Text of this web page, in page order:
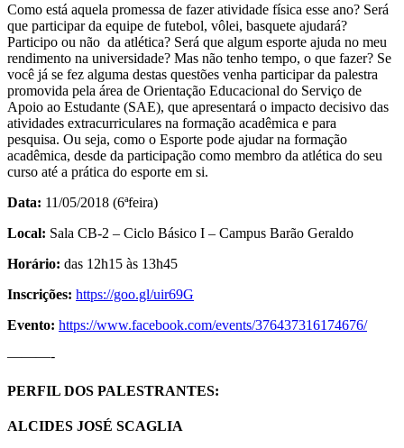
Como está aquela promessa de fazer atividade física esse ano? Será
que participar da equipe de futebol, vôlei, basquete ajudará?
Participo ou não da atlética? Será que algum esporte ajuda no meu
rendimento na universidade? Mas não tenho tempo, o que fazer? Se
você já se fez alguma destas questões venha participar da palestra
promovida pela área de Orientação Educacional do Serviço de
Apoio ao Estudante (SAE), que apresentará o impacto decisivo das
atividades extracurriculares na formação acadêmica e para
pesquisa. Ou seja, como o Esporte pode ajudar na formação
acadêmica, desde da participação como membro da atlética do seu
curso até a prática do esporte em si.
Data: 11/05/2018 (6ªfeira)
Local: Sala CB-2 – Ciclo Básico I – Campus Barão Geraldo
Horário: das 12h15 às 13h45
Inscrições: https://goo.gl/uir69G
Evento: https://www.facebook.com/events/376437316174676/
———-
PERFIL DOS PALESTRANTES:
ALCIDES JOSÉ SCAGLIA